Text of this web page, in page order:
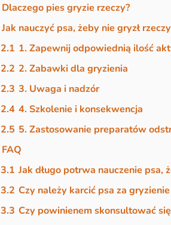
Dlaczego pies gryzie rzeczy?
Jak nauczyć psa, żeby nie gryzł
2.1 1. Zapewnij odpowiednią ilość
2.2 2. Zabawki dla gryzienia
2.3 3. Uwaga i nadzór
2.4 4. Szkolenie i konsekwencja
2.5 5. Zastosowanie preparatów
FAQ
3.1 Jak długo potrwa nauczenie psa,
3.2 Czy należy karcić psa za
3.3 Czy powinienem skonsultować